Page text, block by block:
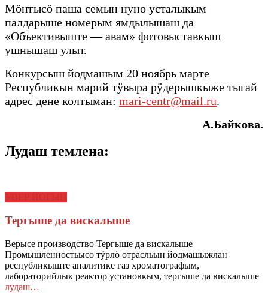
Мӧҥгысӧ паша семын нуно усталыкым
палдарыше номерым ямдылышаш да
«Объективыште — авам» фотовыставкыш
ушнышаш улыт.
Конкурсыш йодмашым 20 ноябрь марте
Республикын марий тӱвыра рӱдерышкыже тыгай
адрес дене колтыман: mari-centr@mail.ru.
А.Байкова.
Лудаш темлена:
Тергыше да вискалыше
Верысе производство Тергыше да вискалыше
Промышленностьысо тӱрлӧ отрасльын йодмашыжлан
республикыште аналитике газ хроматографым,
лабораторийлык реактор установкым, тергыше да вискалыше
лудаш…